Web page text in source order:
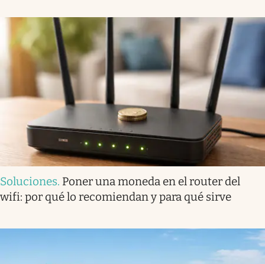
Soluciones. Poner una moneda en el router del
wifi: por qué lo recomiendan y para qué sirve